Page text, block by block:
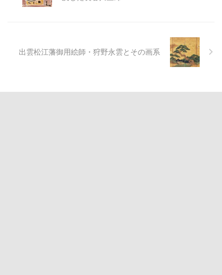
出雲松江藩御用絵師・狩野永雲とその画系